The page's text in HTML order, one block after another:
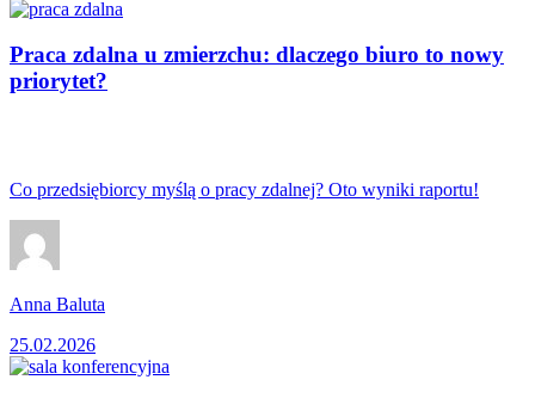
Praca zdalna u zmierzchu: dlaczego biuro to nowy
priorytet?
Co przedsiębiorcy myślą o pracy zdalnej? Oto wyniki raportu!
Anna Baluta
25.02.2026